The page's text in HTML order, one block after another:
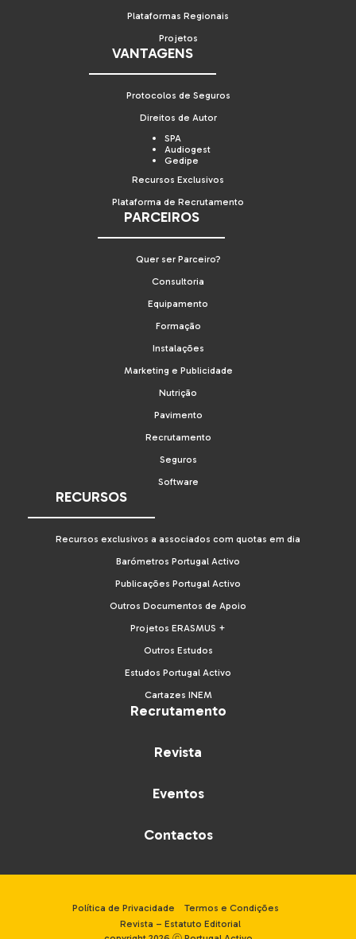
Plataformas Regionais
Projetos
VANTAGENS
Protocolos de Seguros
Direitos de Autor
SPA
Audiogest
Gedipe
Recursos Exclusivos
Plataforma de Recrutamento
PARCEIROS
Quer ser Parceiro?
Consultoria
Equipamento
Formação
Instalações
Marketing e Publicidade
Nutrição
Pavimento
Recrutamento
Seguros
Software
RECURSOS
Recursos exclusivos a associados com quotas em dia
Barómetros Portugal Activo
Publicações Portugal Activo
Outros Documentos de Apoio
Projetos ERASMUS +
Outros Estudos
Estudos Portugal Activo
Cartazes INEM
Recrutamento
Revista
Eventos
Contactos
Política de Privacidade
Termos e Condições
Revista – Estatuto Editorial